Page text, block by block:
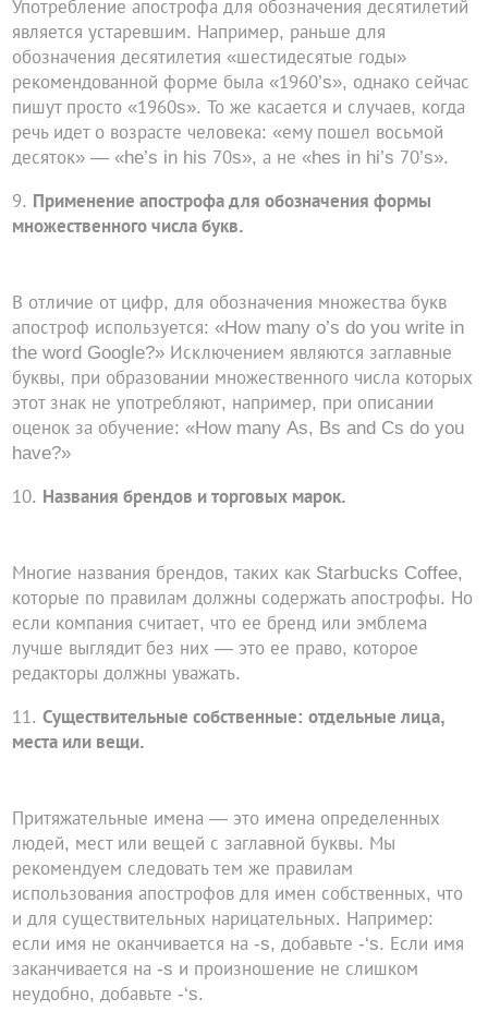
Употребление апострофа для обозначения десятилетий
является устаревшим. Например, раньше для
обозначения десятилетия «шестидесятые годы»
рекомендованной форме была «1960’s», однако сейчас
пишут просто «1960s». То же касается и случаев, когда
речь идет о возрасте человека: «ему пошел восьмой
десяток» — «he’s in his 70s», а не «hes in hi’s 70’s».
Применение апострофа для обозначения формы
множественного числа букв.
В отличие от цифр, для обозначения множества букв
апостроф используется: «How many o’s do you write in
the word Google?» Исключением являются заглавные
буквы, при образовании множественного числа которых
этот знак не употребляют, например, при описании
оценок за обучение: «How many As, Bs and Cs do you
have?»
Названия брендов и торговых марок.
Многие названия брендов, таких как Starbucks Coffee,
которые по правилам должны содержать апострофы. Но
если компания считает, что ее бренд или эмблема
лучше выглядит без них — это ее право, которое
редакторы должны уважать.
Существительные собственные: отдельные лица,
места или вещи.
Притяжательные имена — это имена определенных
людей, мест или вещей с заглавной буквы. Мы
рекомендуем следовать тем же правилам
использования апострофов для имен собственных, что
и для существительных нарицательных. Например:
если имя не оканчивается на -s, добавьте -‘s. Если имя
заканчивается на -s и произношение не слишком
неудобно, добавьте -‘s.